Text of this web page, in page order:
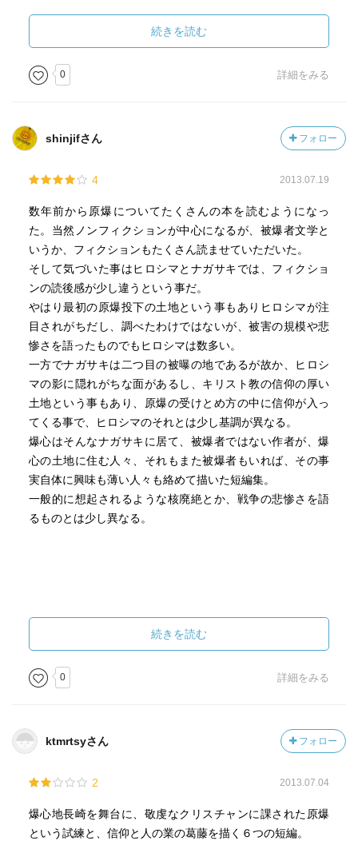
続きを読む
0 詳細をみる
shinjifさん フォロー
4 2013.07.19
数年前から原爆についてたくさんの本を読むようになっ
た。当然ノンフィクションが中心になるが、被爆者文学と
いうか、フィクションもたくさん読ませていただいた。
そして気づいた事はヒロシマとナガサキでは、フィクショ
ンの読後感が少し違うという事だ。
やはり最初の原爆投下の土地という事もありヒロシマが注
目されがちだし、調べたわけではないが、被害の規模や悲
惨さを語ったものでもヒロシマは数多い。
一方でナガサキは二つ目の被曝の地であるが故か、ヒロシ
マの影に隠れがちな面があるし、キリスト教の信仰の厚い
土地という事もあり、原爆の受けとめ方の中に信仰が入っ
てくる事で、ヒロシマのそれとは少し基調が異なる。
爆心はそんなナガサキに居て、被爆者ではない作者が、爆
心の土地に住む人々、それもまた被爆者もいれば、その事
実自体に興味も薄い人々も絡めて描いた短編集。
一般的に想起されるような核廃絶とか、戦争の悲惨さを語
るものとは少し異なる。
続きを読む
0 詳細をみる
ktmrtsyさん フォロー
2 2013.07.04
爆心地長崎を舞台に、敬虔なクリスチャンに課された原爆
という試練と、信仰と人の業の葛藤を描く６つの短編。